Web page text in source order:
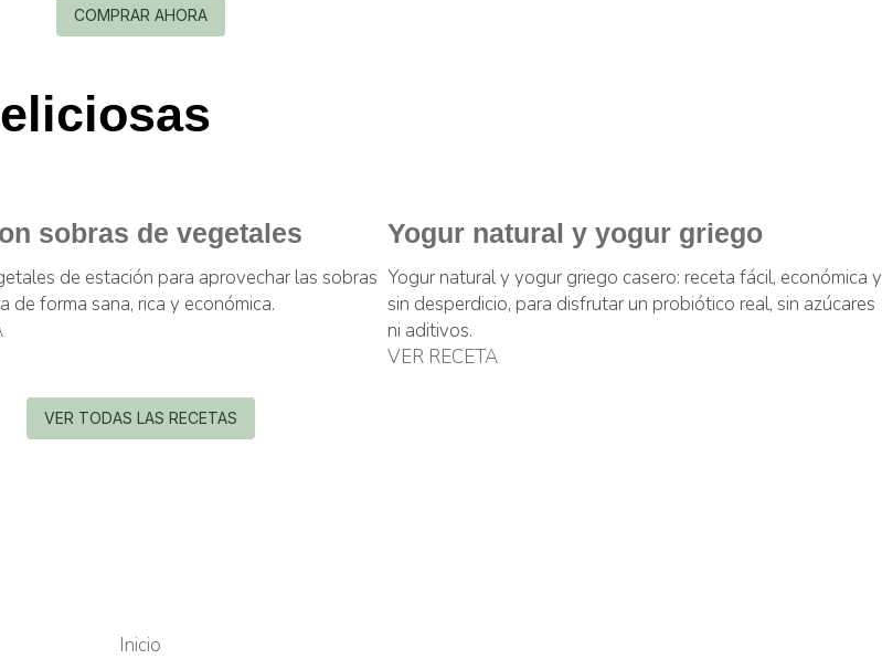
COMPRAR AHORA
sobras de vegetales
de estación para aprovechar las sobras
de forma sana, rica y económica.
Yogur natural y yogur griego
Yogur natural y yogur griego casero: receta fácil, económica y
sin desperdicio, para disfrutar un probiótico real, sin azúcares
ni aditivos.
VER RECETA
VER TODAS LAS RECETAS
Inicio